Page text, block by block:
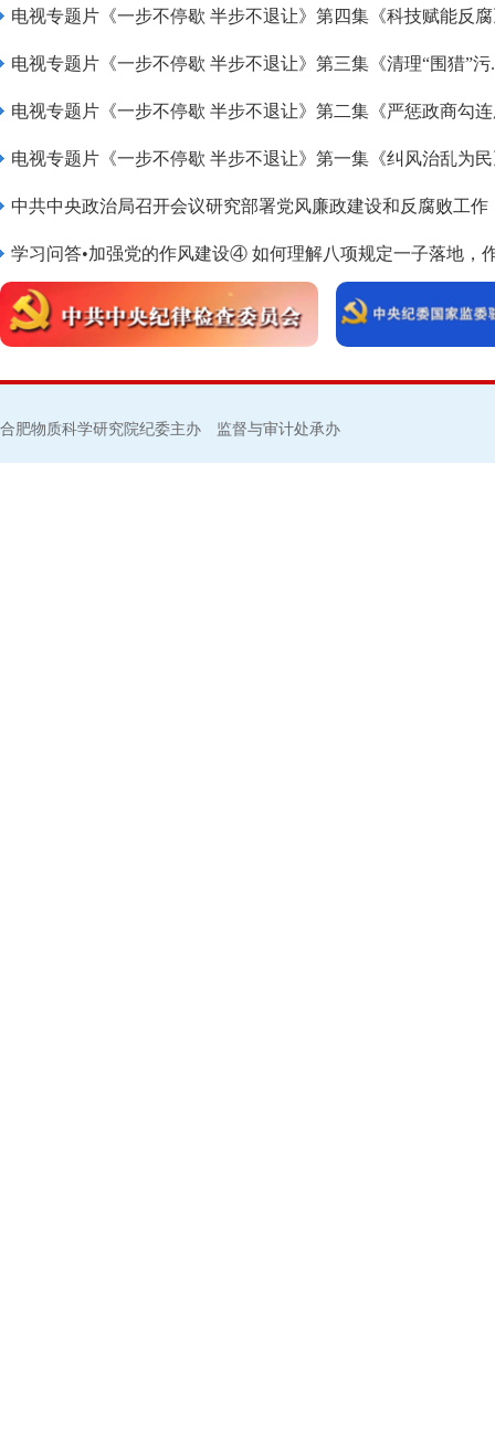
电视专题片《一步不停歇 半步不退让》第四集《科技赋能反
电视专题片《一步不停歇 半步不退让》第三集《清理“围猎”污
电视专题片《一步不停歇 半步不退让》第二集《严惩政商勾连
电视专题片《一步不停歇 半步不退让》第一集《纠风治乱为
中共中央政治局召开会议研究部署党风廉政建设和反腐败工作
学习问答•加强党的作风建设④ 如何理解八项规定一子落地，
合肥物质科学研究院纪委主办 监督与审计处承办